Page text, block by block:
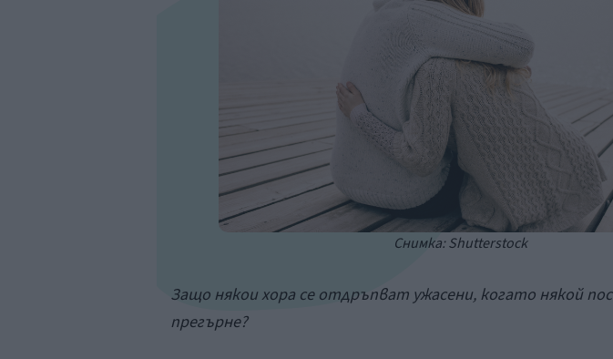
Снимка: Shutterstock
Защо някои хора се отдръпват ужасени, когато някой
прегърне?